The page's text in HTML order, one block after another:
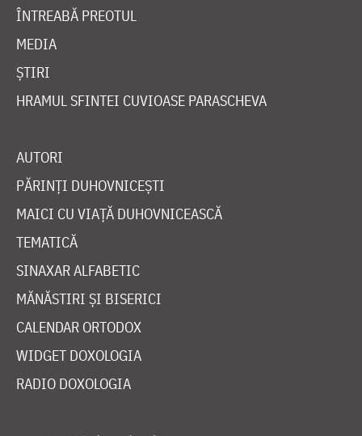
ÎNTREABĂ PREOTUL
MEDIA
ȘTIRI
HRAMUL SFINTEI CUVIOASE PARASCHEVA
AUTORI
PĂRINȚI DUHOVNICEȘTI
MAICI CU VIAȚĂ DUHOVNICEASCĂ
TEMATICĂ
SINAXAR ALFABETIC
MĂNĂSTIRI ȘI BISERICI
CALENDAR ORTODOX
WIDGET DOXOLOGIA
RADIO DOXOLOGIA